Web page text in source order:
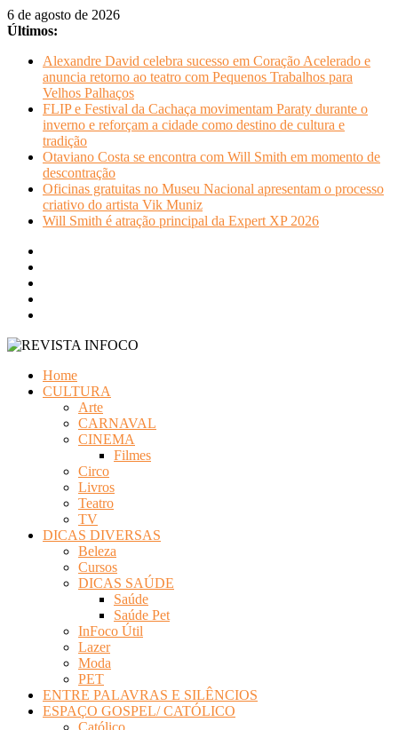
Pular
para
conteúdo
6 de agosto de 2026
Últimos:
Alexandre David celebra sucesso em Coração Acelerado e
anuncia retorno ao teatro com Pequenos Trabalhos para
Velhos Palhaços
FLIP e Festival da Cachaça movimentam Paraty durante o
inverno e reforçam a cidade como destino de cultura e
tradição
Otaviano Costa se encontra com Will Smith em momento de
descontração
Oficinas gratuitas no Museu Nacional apresentam o processo
criativo do artista Vik Muniz
Will Smith é atração principal da Expert XP 2026
INFOCO
Home
CULTURA
Arte
CARNAVAL
CINEMA
Filmes
Circo
Livros
Teatro
TV
DICAS DIVERSAS
Beleza
Cursos
DICAS SAÚDE
Saúde
Saúde Pet
InFoco Útil
Lazer
Moda
PET
ENTRE PALAVRAS E SILÊNCIOS
ESPAÇO GOSPEL/ CATÓLICO
Católico